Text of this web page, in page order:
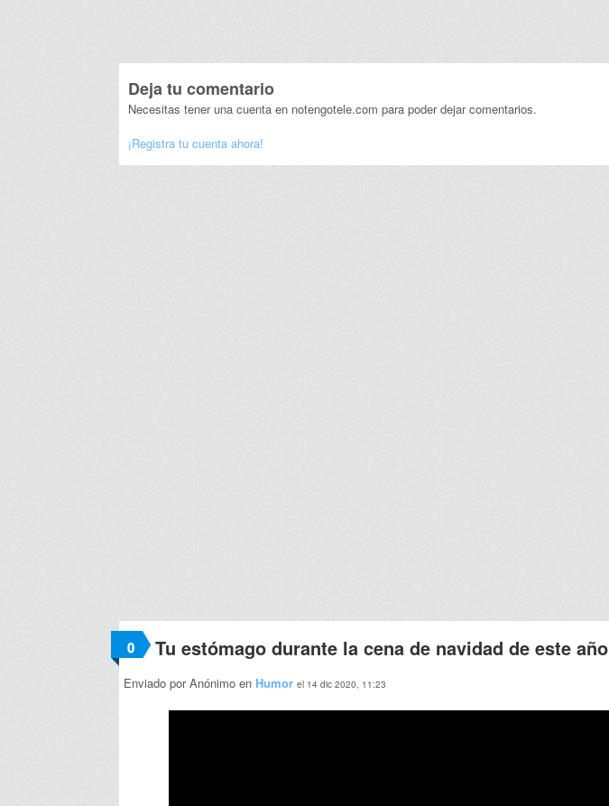
Deja tu comentario
Necesitas tener una cuenta en notengotele.com para poder dejar comentarios.
¡Registra tu cuenta ahora!
0 Tu estómago durante la cena de navidad de este año
Enviado por Anónimo en Humor el 14 dic 2020, 11:23